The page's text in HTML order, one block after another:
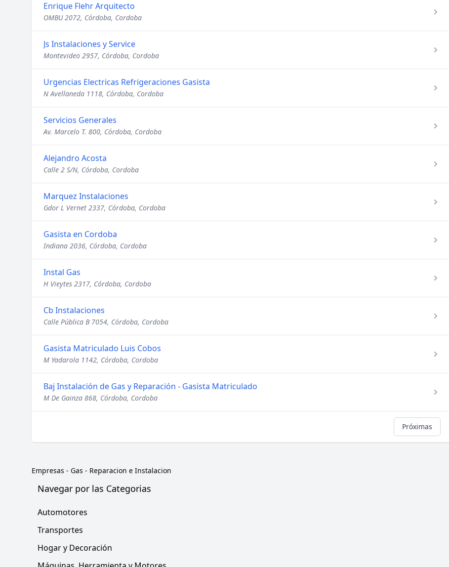
Enrique Flehr Arquitecto
OMBU 2072, Córdoba, Cordoba
Js Instalaciones y Service
Montevideo 2957, Córdoba, Cordoba
Urgencias Electricas Refrigeraciones Gasista
N Avellaneda 1118, Córdoba, Cordoba
Servicios Generales
Av. Marcelo T. 800, Córdoba, Cordoba
Alejandro Acosta
Calle 2 S/N, Córdoba, Cordoba
Marquez Instalaciones
Gdor L Vernet 2337, Córdoba, Cordoba
Gasista en Cordoba
Indiana 2036, Córdoba, Cordoba
Instal Gas
H Vieytes 2317, Córdoba, Cordoba
Cb Instalaciones
Calle Pública B 7054, Córdoba, Cordoba
Gasista Matriculado Luis Cobos
M Yadarola 1142, Córdoba, Cordoba
Baj Instalación de Gas y Reparación - Gasista Matriculado
M De Gainza 868, Córdoba, Cordoba
Próximas
Empresas - Gas - Reparacion e Instalacion
Navegar por las Categorias
Automotores
Transportes
Hogar y Decoración